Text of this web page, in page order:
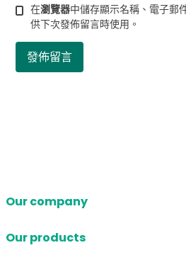
在瀏覽器中儲存顯示名稱、電子郵
供下次發佈留言時使用。
Our company
Our products